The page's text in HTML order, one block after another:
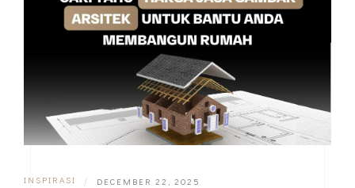
INSPIRASI | DECEMBER 22, 2025